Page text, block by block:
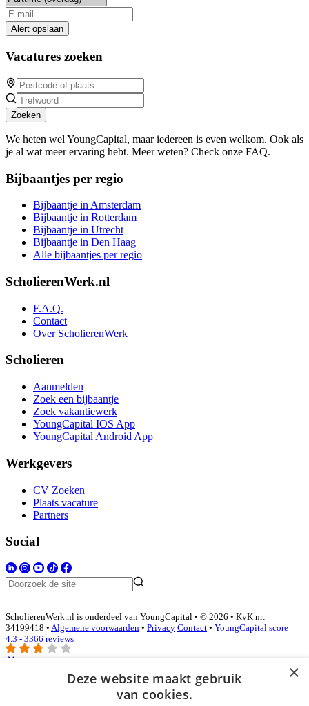
Alert opslaan
Vacatures zoeken
Zoeken
We heten wel YoungCapital, maar iedereen is even welkom. Ook als
je al wat meer ervaring hebt. Meer weten? Check onze FAQ.
Bijbaantjes per regio
Bijbaantje in Amsterdam
Bijbaantje in Rotterdam
Bijbaantje in Utrecht
Bijbaantje in Den Haag
Alle bijbaantjes per regio
ScholierenWerk.nl
F.A.Q.
Contact
Over ScholierenWerk
Scholieren
Aanmelden
Zoek een bijbaantje
Zoek vakantiewerk
YoungCapital IOS App
YoungCapital Android App
Werkgevers
CV Zoeken
Plaats vacature
Partners
Social
ScholierenWerk.nl is onderdeel van YoungCapital • © 2026 • KvK nr:
34199418 • Algemene voorwaarden • Privacy Contact • YoungCapital score
4.3 - 3366 reviews
Inloggen als bedrijf
×
Deze website maakt gebruik
van cookies.